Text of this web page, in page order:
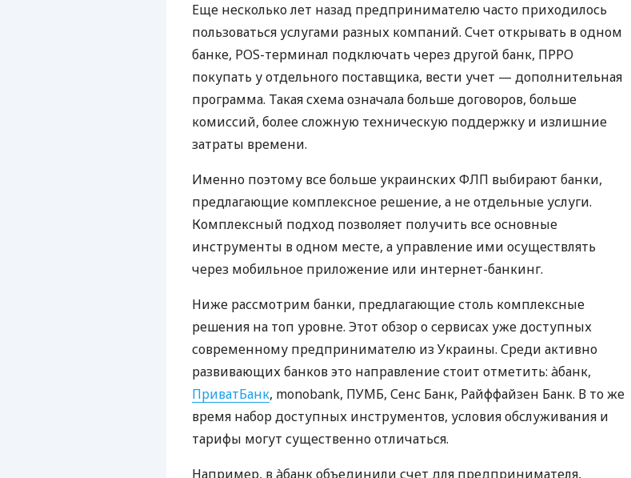
Еще несколько лет назад предпринимателю часто приходилось
пользоваться услугами разных компаний. Счет открывать в одном
банке, POS-терминал подключать через другой банк, ПРРО
покупать у отдельного поставщика, вести учет — дополнительная
программа. Такая схема означала больше договоров, больше
комиссий, более сложную техническую поддержку и излишние
затраты времени.
Именно поэтому все больше украинских ФЛП выбирают банки,
предлагающие комплексное решение, а не отдельные услуги.
Комплексный подход позволяет получить все основные
инструменты в одном месте, а управление ими осуществлять
через мобильное приложение или интернет-банкинг.
Ниже рассмотрим банки, предлагающие столь комплексные
решения на топ уровне. Этот обзор о сервисах уже доступных
современному предпринимателю из Украины. Среди активно
развивающих банков это направление стоит отметить: àбанк,
ПриватБанк, monobank, ПУМБ, Сенс Банк, Райффайзен Банк. В то же
время набор доступных инструментов, условия обслуживания и
тарифы могут существенно отличаться.
Например, в àбанк объединили счет для предпринимателя,